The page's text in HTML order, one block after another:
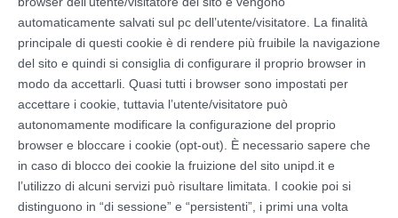
automaticamente salvati sul pc dell’utente/visitatore. La finalità
principale di questi cookie è di rendere più fruibile la navigazione
del sito e quindi si consiglia di configurare il proprio browser in
modo da accettarli. Quasi tutti i browser sono impostati per
accettare i cookie, tuttavia l’utente/visitatore può
autonomamente modificare la configurazione del proprio
browser e bloccare i cookie (opt-out). È necessario sapere che
in caso di blocco dei cookie la fruizione del sito unipd.it e
l’utilizzo di alcuni servizi può risultare limitata. I cookie poi si
distinguono in “di sessione” e “persistenti”, i primi una volta